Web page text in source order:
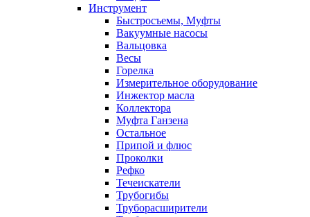
Инструмент
Быстросъемы, Муфты
Вакуумные насосы
Вальцовка
Весы
Горелка
Измерительное оборудование
Инжектор масла
Коллектора
Муфта Ганзена
Остальное
Припой и флюс
Проколки
Рефко
Течеискатели
Трубогибы
Труборасширители